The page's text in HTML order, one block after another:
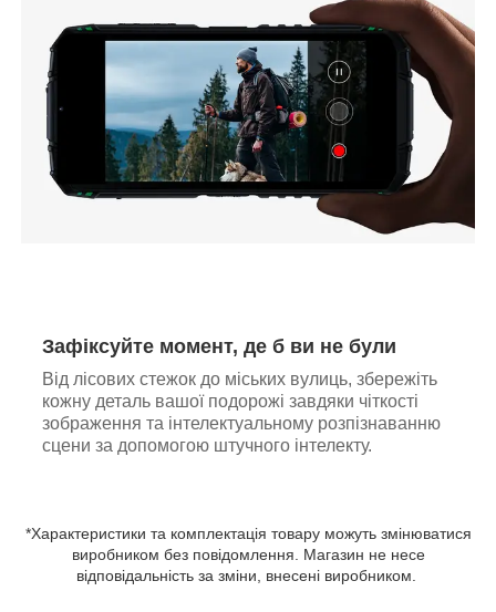
Зафіксуйте момент, де б ви не були
Від лісових стежок до міських вулиць, збережіть
кожну деталь вашої подорожі завдяки чіткості
зображення та інтелектуальному розпізнаванню
сцени за допомогою штучного інтелекту.
*Характеристики та комплектація товару можуть змінюватися
виробником без повідомлення. Магазин не несе
відповідальність за зміни, внесені виробником.